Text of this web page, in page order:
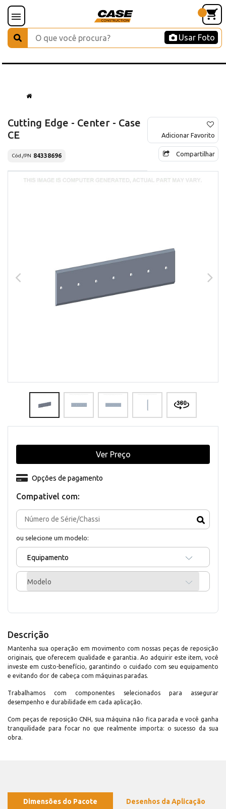
Usar Foto
Cutting Edge - Center - Case
CE
Cód./PN 84338696
Adicionar Favorito
Compartilhar
Compativel com:
ou selecione um modelo:
Equipamento
Modelo
Opções de pagamento
Ver Preço
Descrição
Mantenha sua operação em movimento com nossas peças de reposição
originais, que oferecem qualidade e garantia. Ao adquirir este item, você
investe em custo-benefício, garantindo o cuidado com seu equipamento
e evitando dor de cabeça com máquinas paradas.
Trabalhamos com componentes selecionados para assegurar
desempenho e durabilidade em cada aplicação.
Com peças de reposição CNH, sua máquina não fica parada e você ganha
tranquilidade para focar no que realmente importa: o sucesso da sua
obra.
Dimensões do Pacote Desenhos da Aplicação